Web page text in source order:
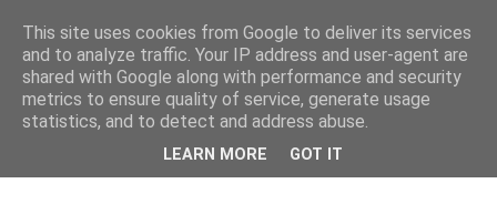
This site uses cookies from Google to deliver its services
and to analyze traffic. Your IP address and user-agent are
shared with Google along with performance and security
metrics to ensure quality of service, generate usage
statistics, and to detect and address abuse.
LEARN MORE GOT IT